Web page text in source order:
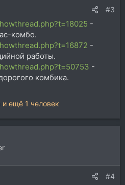
#3
-
комбо.
-
работы.
-
комбика.
и ещё 1 человек
#4